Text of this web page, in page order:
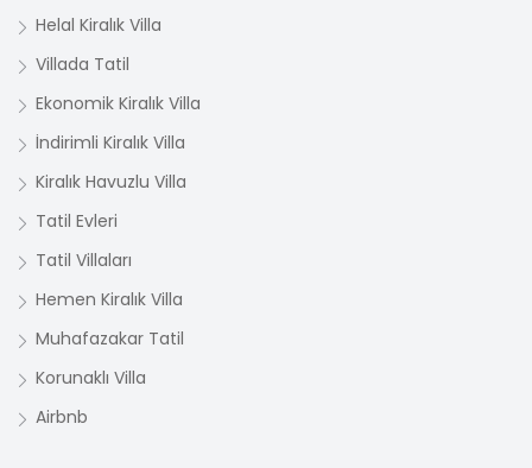
Helal Kiralık Villa
Villada Tatil
Ekonomik Kiralık Villa
İndirimli Kiralık Villa
Kiralık Havuzlu Villa
Tatil Evleri
Tatil Villaları
Hemen Kiralık Villa
Muhafazakar Tatil
Korunaklı Villa
Airbnb